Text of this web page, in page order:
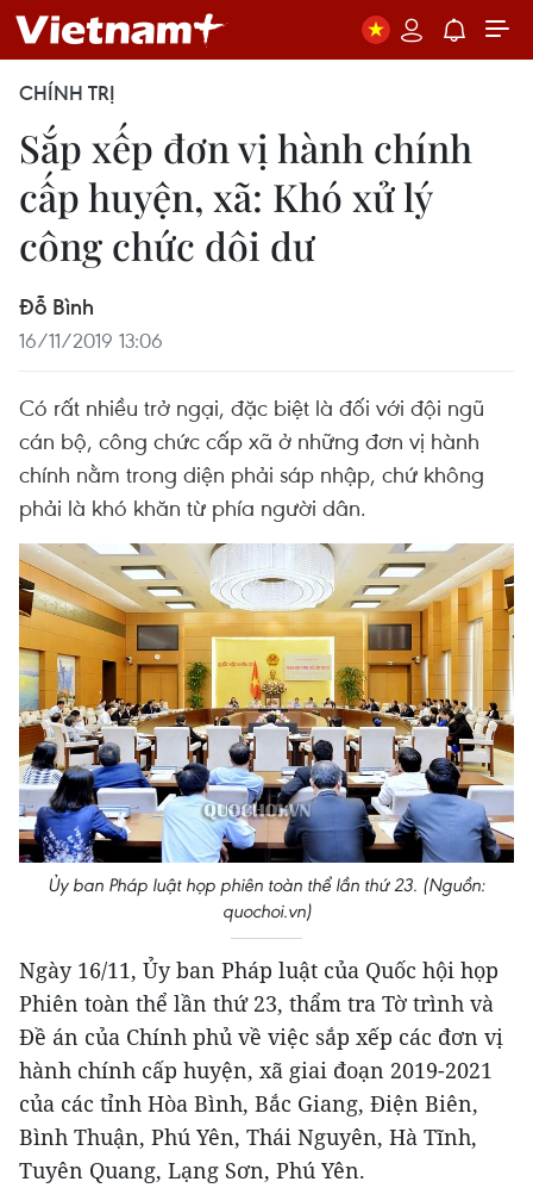
CHÍNH TRỊ
Sắp xếp đơn vị hành chính
cấp huyện, xã: Khó xử lý
công chức dôi dư
Đỗ Bình
16/11/2019 13:06
Có rất nhiều trở ngại, đặc biệt là đối với đội ngũ
cán bộ, công chức cấp xã ở những đơn vị hành
chính nằm trong diện phải sáp nhập, chứ không
phải là khó khăn từ phía người dân.
Ủy ban Pháp luật họp phiên toàn thể lần thứ 23. (Nguồn:
quochoi.vn)
Ngày 16/11, Ủy ban Pháp luật của Quốc hội họp
Phiên toàn thể lần thứ 23, thẩm tra Tờ trình và
Đề án của Chính phủ về việc sắp xếp các đơn vị
hành chính cấp huyện, xã giai đoạn 2019-2021
của các tỉnh Hòa Bình, Bắc Giang, Điện Biên,
Bình Thuận, Phú Yên, Thái Nguyên, Hà Tĩnh,
Tuyên Quang, Lạng Sơn, Phú Yên.